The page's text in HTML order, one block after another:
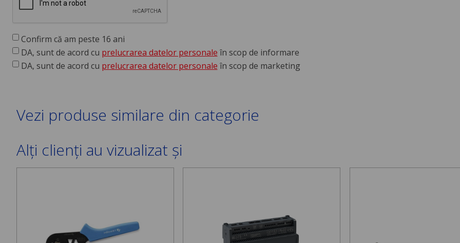
Confirm că am peste 16 ani
DA, sunt de acord cu prelucrarea datelor personale în scop de informare
DA, sunt de acord cu prelucrarea datelor personale în scop de marketing
Vezi produse similare din categorie
Alți clienți au vizualizat și